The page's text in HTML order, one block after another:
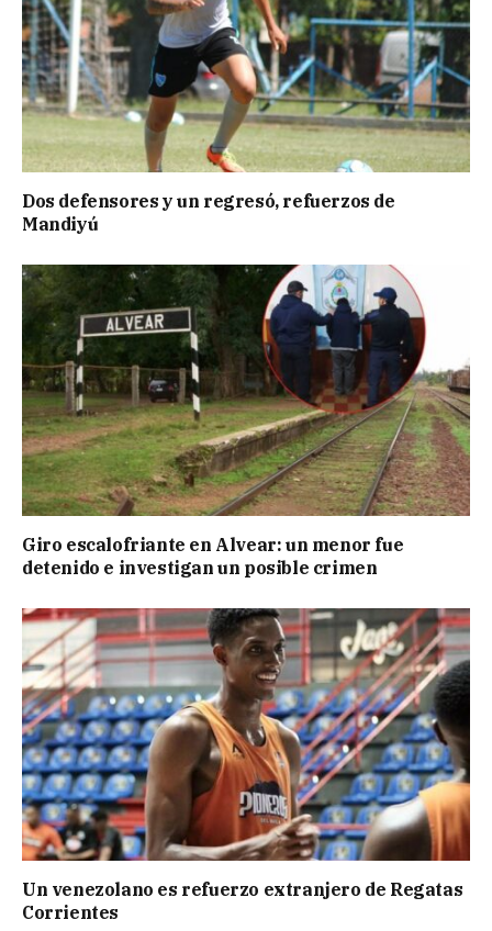
Dos defensores y un regresó, refuerzos de
Mandiyú
Giro escalofriante en Alvear: un menor fue
detenido e investigan un posible crimen
Un venezolano es refuerzo extranjero de Regatas
Corrientes